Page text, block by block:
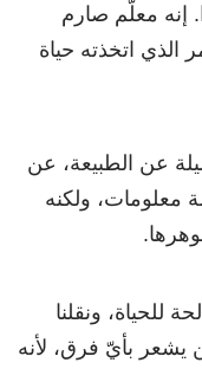
إنه معلّم صارم
الذي اتخذته حياة
عن الطبيعة، عن
معلومات، ولكنه
للحياة، ونقلنا
يشعر بأيّ فرق، لأنه